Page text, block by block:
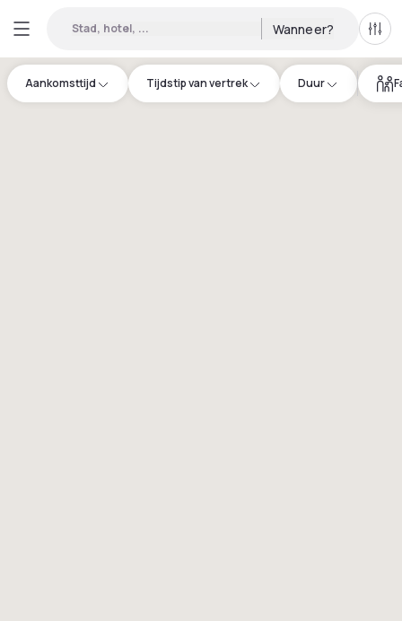
Stad, hotel, ... Wanneer?
Aankomsttijd Tijdstip van vertrek Duur